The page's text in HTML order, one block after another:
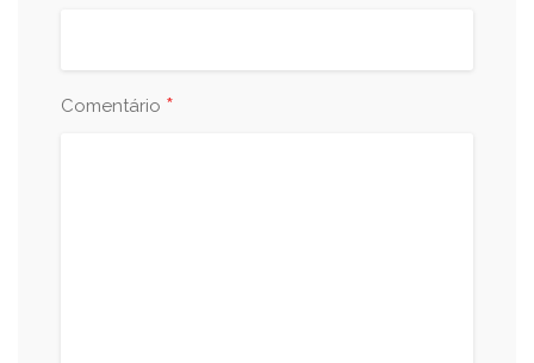
Comentário *